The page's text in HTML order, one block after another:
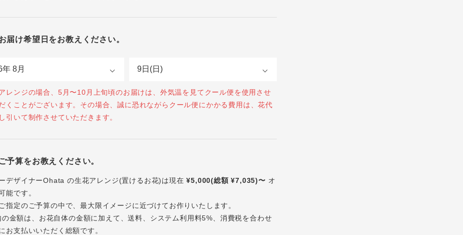
届け希望日をお教えください。
レンジの場合、5月〜10月上旬頃のお届けは、外気温を見てクール便を使用させ
くことがございます。その場合、誠に恐れながらクール便にかかる費用は、花代
引いて制作させていただきます。
ご予算をお教えください。
デザイナーOhata の生花アレンジ(置けるお花)は現在¥5,000(総額 ¥7,035)〜 オ
能です。
指定のご予算の中で、最大限イメージに近づけてお作りいたします。
金額は、お花自体の金額に加えて、送料、システム利用料5%、消費税を合わせ
お支払いいただく総額です。